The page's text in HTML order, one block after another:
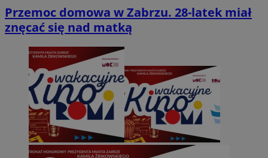
Przemoc domowa w Zabrzu. 28-latek miał
znęcać się nad matką